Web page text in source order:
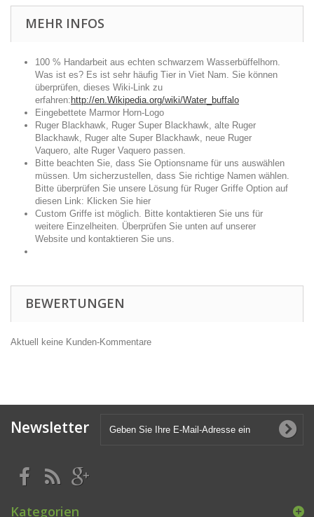
MEHR INFOS
100 % Handarbeit aus echten schwarzem Wasserbüffelhorn.
Was ist es? Es ist sehr häufig Tier in Viet Nam. Sie können
überprüfen, dieses Wiki-Link zu
erfahren: http://en.Wikipedia.org/wiki/Water_buffalo
Eingebettete Marmor Horn-Logo
Ruger Blackhawk, Ruger Super Blackhawk, alte Ruger
Blackhawk, Ruger alte Super Blackhawk, neue Ruger
Vaquero, alte Ruger Vaquero passen.
Bitte beachten Sie, dass Sie Optionsname für uns auswählen
müssen. Um sicherzustellen, dass Sie richtige Namen wählen.
Bitte überprüfen Sie unsere Lösung für Ruger Griffe Option auf
diesen Link: Klicken Sie hier
Custom Griffe ist möglich. Bitte kontaktieren Sie uns für
weitere Einzelheiten. Überprüfen Sie unten auf unserer
Website und kontaktieren Sie uns.
BEWERTUNGEN
Aktuell keine Kunden-Kommentare
Newsletter
Kategorien